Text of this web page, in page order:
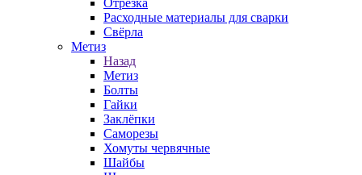
Отрезка
Расходные материалы для сварки
Свёрла
Метиз
Назад
Метиз
Болты
Гайки
Заклёпки
Саморезы
Хомуты червячные
Шайбы